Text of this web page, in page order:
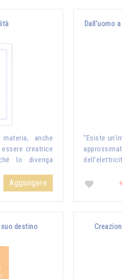
anche
creatrice
lo divenga
Aggiungere
Dall'uomo
“Esiste
suo destino